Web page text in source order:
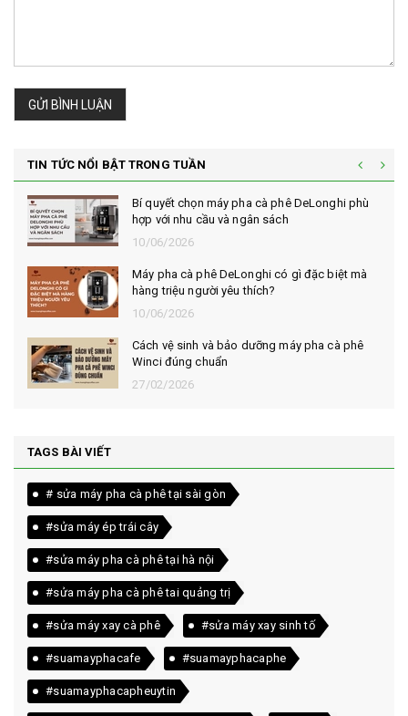
GỬI BÌNH LUẬN
TIN TỨC NỔI BẬT TRONG TUẦN
Bí quyết chọn máy pha cà phê DeLonghi phù
hợp với nhu cầu và ngân sách
10/06/2026
Máy pha cà phê DeLonghi có gì đặc biệt mà
hàng triệu người yêu thích?
10/06/2026
Cách vệ sinh và bảo dưỡng máy pha cà phê
Winci đúng chuẩn
27/02/2026
TAGS BÀI VIẾT
# sửa máy pha cà phê tại sài gòn
#sửa máy ép trái cây
#sửa máy pha cà phê tại hà nội
#sửa máy pha cà phê tai quảng trị
#sửa máy xay cà phê #sửa máy xay sinh tố
#suamayphacafe #suamayphacaphe
#suamayphacapheuytin